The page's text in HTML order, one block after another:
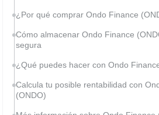
¿Por qué comprar Ondo Finance
Cómo almacenar Ondo Finance
segura
¿Qué puedes hacer con Ondo
Calcula tu posible rentabilidad con
(ONDO)